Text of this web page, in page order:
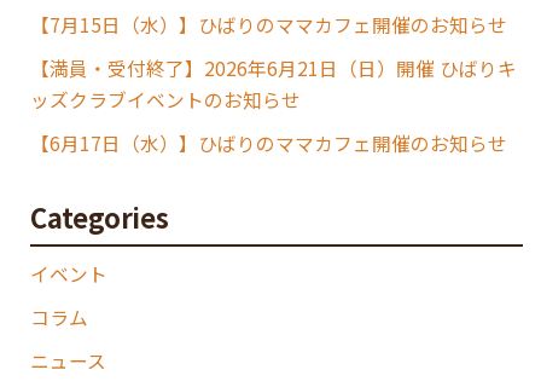
【7月15日（水）】ひばりのママカフェ開催のお知らせ
【満員・受付終了】2026年6月21日（日）開催 ひばりキ
ッズクラブイベントのお知らせ
【6月17日（水）】ひばりのママカフェ開催のお知らせ
Categories
イベント
コラム
ニュース